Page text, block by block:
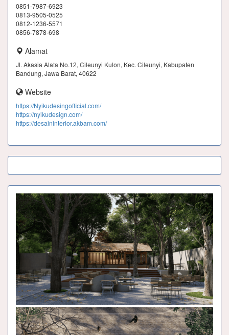
0851-7987-6923
0813-9505-0525
0812-1236-5571
0856-7878-698
Alamat
Jl. Akasia Alata No.12, Cileunyi Kulon, Kec. Cileunyi, Kabupaten
Bandung, Jawa Barat, 40622
Website
https://Nyikudesingofficial.com/
https://nyikudesign.com/
https://desaininterior.akbam.com/